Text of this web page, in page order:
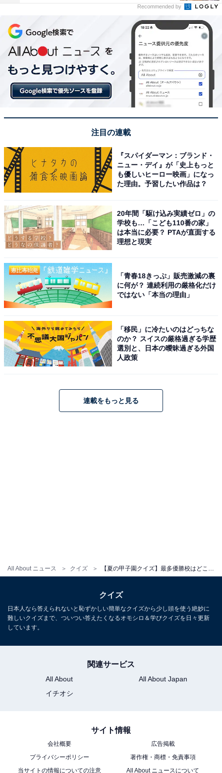
All About ニュース クイズ
Recommended by
注目の連載
『スパイダーマン：ブランド・
ニュー・デイ』が「史上もっと
も優しいヒーロー映画」になっ
た理由。予習したい作品は？
20年間「駆け込み実績ゼロ」の
学校も…「こども110番の家」
は本当に必要？ PTAが直面する
理想と現実
「青春18きっぷ」販売激減の裏
に何が？ 連続利用の厳格化だけ
ではない「本当の理由」
「移民」に冷たいのはどっちな
のか？ スイスの厳格過ぎる学歴
選別と、日本の曖昧過ぎる外国
人政策
連載をもっと見る
クイズ
日本人なら答えられないと恥ずかしい簡単なクイズから少し頭を使う絶妙に
難しいクイズまで、ついつい答えたくなるオモシロ＆学びクイズを日々更新
しています。
関連サービス
All About
All About Japan
イチオシ
サイト情報
会社概要
広告掲載
プライバシーポリシー
著作権・商標・免責事項
当サイトの情報についての注意
All About ニュースについて